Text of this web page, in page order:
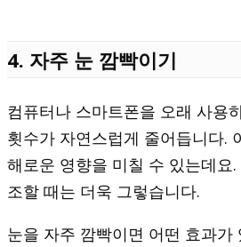
4. 자주 눈 깜빡이기
컴퓨터나 스마트폰을 오래 사용
횟수가 자연스럽게 줄어듭니다.
해로운 영향을 미칠 수 있는데요
조할 때는 더욱 그렇습니다.
눈을 자주 깜빡이면 어떤 효과가